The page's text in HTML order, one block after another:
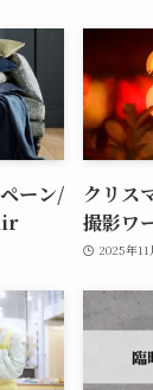
ーン/
クリス
撮影ワ
2025年11